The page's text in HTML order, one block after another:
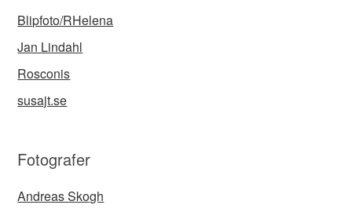
Blipfoto/RHelena
Jan Lindahl
Rosconis
susajt.se
Fotografer
Andreas Skogh